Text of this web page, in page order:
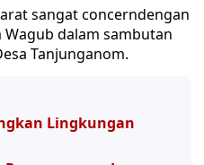
sangat concerndengan
Wagub dalam sambutan
Tanjunganom.
Lingkungan